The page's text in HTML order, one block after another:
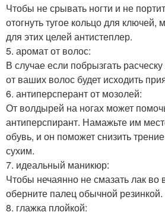
Чтобы не срывать ногти и не
отогнуть тугое кольцо для ключей,
для этих целей антистеплер.
5. аромат от волос:
В случае если побрызгать
от ваших волос будет исходить
6. антиперсперант от мозолей:
От волдырей на ногах может
антиперспирант. Намажьте им
обувь, и он поможет снизить
сухим.
7. идеальный маникюр:
Чтобы нечаянно не смазать лак во
оберните палец обычной резинкой.
8. глажка плойкой: